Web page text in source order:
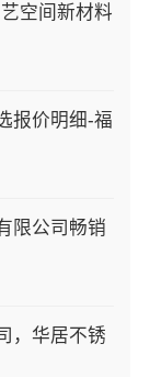
空间新材料
报价明细-福
限公司畅销
，华居不锈